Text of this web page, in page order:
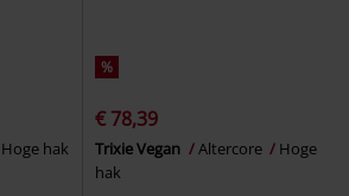
Hoge hak
%
€ 78,39
Trixie Vegan Altercore
Hoge
hak